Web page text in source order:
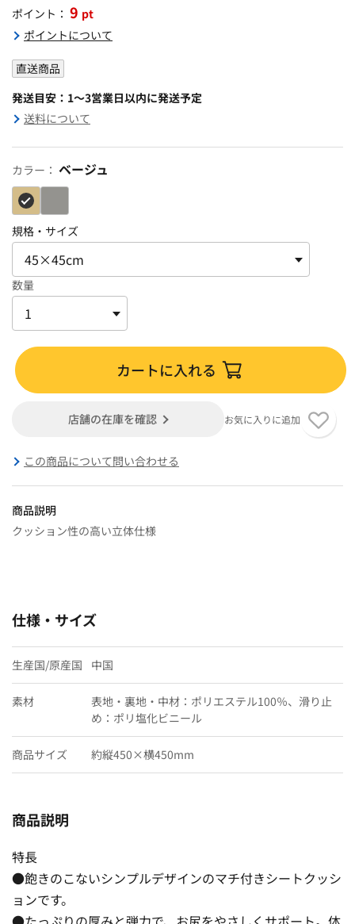
ポイント： 9 pt
ポイントについて
直送商品
発送目安：1～3営業日以内に発送予定
送料について
カラー： ベージュ
規格・サイズ
数量
カートに入れる
店舗の在庫を確認 お気に入りに追加
この商品について問い合わせる
商品説明
クッション性の高い立体仕様
仕様・サイズ
生産国/原産国 中国
素材
表地・裏地・中材：ポリエステル100％、滑り止
め：ポリ塩化ビニール
商品サイズ 約縦450×横450mm
商品説明
特長
●飽きのこないシンプルデザインのマチ付きシートクッシ
ョンです。